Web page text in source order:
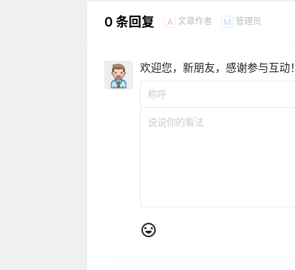
0 条回复 A 文章作者 M 管理员
欢迎您，新朋友，感谢参与互动！